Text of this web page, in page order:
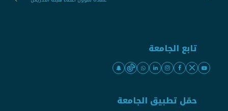
تابع الجامعة
حمّل تطبيق الجامعة